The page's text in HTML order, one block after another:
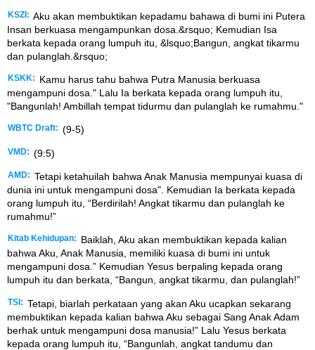
KSZI: Aku akan membuktikan kepadamu bahawa di bumi ini Putera
Insan berkuasa mengampunkan dosa.&rsquo; Kemudian Isa
berkata kepada orang lumpuh itu, &lsquo;Bangun, angkat tikarmu
dan pulanglah.&rsquo;
KSKK:
Kamu harus tahu bahwa Putra Manusia berkuasa
mengampuni dosa." Lalu Ia berkata kepada orang lumpuh itu,
"Bangunlah! Ambillah tempat tidurmu dan pulanglah ke rumahmu."
WBTC Draft: (9-5)
VMD: (9:5)
AMD: Tetapi ketahuilah bahwa Anak Manusia mempunyai kuasa di
dunia ini untuk mengampuni dosa". Kemudian Ia berkata kepada
orang lumpuh itu, “Berdirilah! Angkat tikarmu dan pulanglah ke
rumahmu!”
Kitab Kehidupan:
Baiklah, Aku akan membuktikan kepada kalian
bahwa Aku, Anak Manusia, memiliki kuasa di bumi ini untuk
mengampuni dosa.” Kemudian Yesus berpaling kepada orang
lumpuh itu dan berkata, “Bangun, angkat tikarmu, dan pulanglah!”
TSI: Tetapi, biarlah perkataan yang akan Aku ucapkan sekarang
membuktikan kepada kalian bahwa Aku sebagai Sang Anak Adam
berhak untuk mengampuni dosa manusia!” Lalu Yesus berkata
kepada orang lumpuh itu, “Bangunlah, angkat tandumu dan